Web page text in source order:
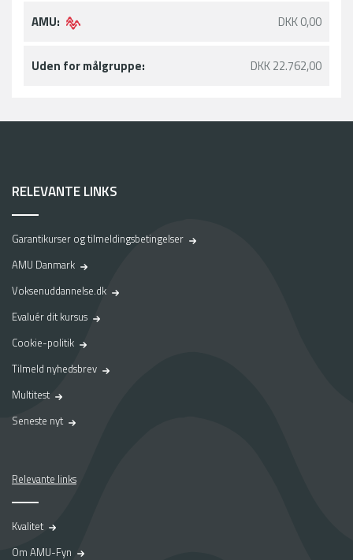
AMU: DKK 0,00
Uden for målgruppe: DKK 22.762,00
RELEVANTE LINKS
Garantikurser og tilmeldingsbetingelser
AMU Danmark
Voksenuddannelse.dk
Evaluér dit kursus
Cookie-politik
Tilmeld nyhedsbrev
Multitest
Seneste nyt
Relevante links
Kvalitet
Om AMU-Fyn